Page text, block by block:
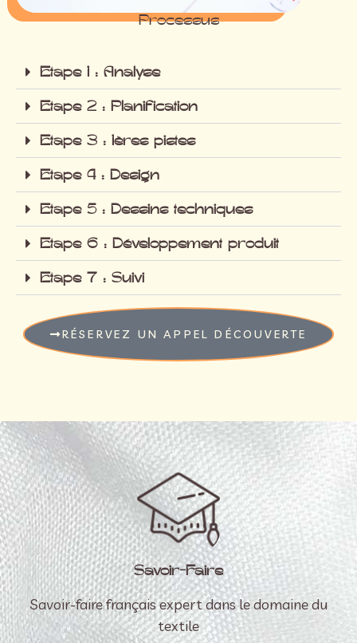
Processus
Etape 1 : Analyse
Etape 2 : Planification
Etape 3 : 1ères pistes
Etape 4 : Design
Etape 5 : Dessins techniques
Etape 6 : Développement produit
Etape 7 : Suivi
RÉSERVEZ UN APPEL DÉCOUVERTE
Savoir-Faire
Savoir-faire français expert dans le domaine du
textile